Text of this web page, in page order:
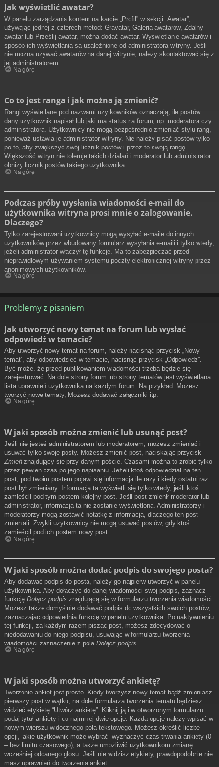
Jak wyświetlić awatar?
W panelu zarządzania kontem na karcie „Profil” w sekcji „Awatar”,
używając jednej z czterech metod: Gravatar, Galeria awatarów, Zdalny
awatar lub Prześlij awatar, można dodać awatar. Wyświetlanie awatarów i
sposób ich wyświetlania są uzależnione od administratora witryny. Jeśli
nie można używać awatarów na danej witrynie, należy skontaktować się z
jej administratorem.
Na górę
Co to jest ranga i jak można ją zmienić?
Rangi wyświetlane pod nazwami użytkowników oznaczają, ile postów
dany użytkownik napisał lub jaki ma status na forum, np. moderatora czy
administratora. Użytkownicy nie mogą bezpośrednio zmieniać stylu rang,
ponieważ ustawia je administrator witryny. Nie należy pisać postów tylko
po to, aby zwiększyć swój licznik postów i przez to swoją rangę.
Większość witryn nie toleruje takich działań i moderator lub administrator
obniży licznik postów takiego użytkownika.
Na górę
Podczas próby wysłania wiadomości e-mail do
użytkownika witryna prosi mnie o zalogowanie.
Dlaczego?
Tylko zarejestrowani użytkownicy mogą wysyłać e-maile do innych
użytkowników przez wbudowany formularz wysyłania e-maili i tylko wtedy,
jeżeli administrator włączył tę funkcję. Ma to zabezpieczać przed
nieprawidłowym używaniem systemu poczty elektronicznej witryny przez
anonimowych użytkowników.
Na górę
Problemy z pisaniem
Jak utworzyć nowy temat na forum lub wysłać
odpowiedź w temacie?
Aby utworzyć nowy temat na forum, należy nacisnąć przycisk „Nowy
temat”, aby odpowiedzieć w temacie, nacisnąć przycisk „Odpowiedz”.
Być może, że przed publikowaniem wiadomości trzeba będzie się
zarejestrować. Na dole strony forum lub strony tematów jest wyświetlana
lista uprawnień użytkownika na każdym forum. Na przykład: Możesz
tworzyć nowe tematy, Możesz dodawać załączniki itp.
Na górę
W jaki sposób można zmienić lub usunąć post?
Jeśli nie jesteś administratorem lub moderatorem, możesz zmieniać i
usuwać tylko swoje posty. Możesz zmienić post, naciskając przycisk
Zmień znajdujący się przy danym poście. Czasami można to zrobić tylko
przez pewien czas po jego napisaniu. Jeżeli ktoś odpowiedział na ten
post, pod twoim postem pojawi się informacja ile razy i kiedy ostatni raz
post był zmieniany. Informacja ta wyświetli się tylko wtedy, jeśli ktoś
zamieścił pod tym postem kolejny post. Jeśli post zmienił moderator lub
administrator, informacja ta nie zostanie wyświetlona. Administratorzy i
moderatorzy mogą zostawić notatkę z informacją, dlaczego ten post
zmieniali. Zwykli użytkownicy nie mogą usuwać postów, gdy ktoś
zamieścił pod ich postem nowy post.
Na górę
W jaki sposób można dodać podpis do swojego posta?
Aby dodawać podpis do posta, należy go najpierw utworzyć w panelu
użytkownika. Aby dołączyć do danej wiadomości swój podpis, zaznacz
funkcję Dołącz podpis znajdującą się w formularzu tworzenia wiadomości.
Możesz także domyślnie dodawać podpis do wszystkich swoich postów,
zaznaczając odpowiednią funkcję w panelu użytkownika. Po uaktywnieniu
tej funkcji, za każdym razem pisząc post, możesz zdecydować o
niedodawaniu do niego podpisu, usuwając w formularzu tworzenia
wiadomości zaznaczenie z pola Dołącz podpis
Na górę
W jaki sposób można utworzyć ankietę?
Tworzenie ankiet jest proste. Kiedy tworzysz nowy temat bądź zmieniasz
pierwszy post w wątku, na dole formularza tworzenia tematu będziesz
widzieć etykietę “Utwórz ankietę”. Kliknij ją i w otworzonym formularzu
podaj tytuł ankiety i co najmniej dwie opcje. Każdą opcję należy wpisać w
nowym wierszu widocznego pola tekstowego. Możesz określić liczbę
opcji, jakie użytkownik może wybrać, wyznaczyć czas trwania ankiety (0
– bez limitu czasowego), a także umożliwić użytkownikom zmianę
wcześniej oddanego głosu. Jeśli nie widzisz etykiety, prawdopodobnie nie
masz uprawnień do tworzenia ankiet.